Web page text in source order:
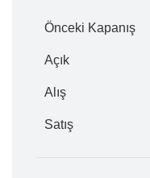
Önceki Kapanış
Açık
Alış
Satış